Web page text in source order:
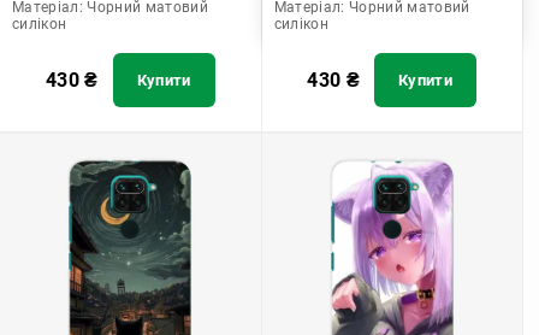
Матеріал: Чорний матовий
силікон
430₴ Купити
Матеріал: Чорний матовий
силікон
430 ₴ Купити